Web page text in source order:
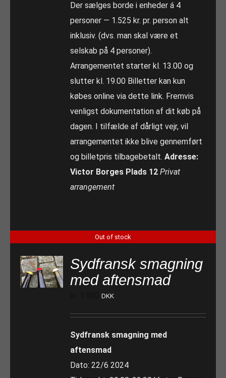
Der sælges borde i enheder á 4
personer — 1.525 kr. pr. person alt
inklusiv. (dvs. man skal være et
selskab på 4 personer).
Arrangementet starter kl. 13.00 og
slutter kl. 19.00 Billetter kan kun
købes online via dette link. Fremvis
venligst dokumentation af dit køb på
dagen. I tilfælde af dårligt vejr, vil
arrangementet ikke blive gennemført
og billetpris tilbagebetalt.Adresse:
Victor Borges Plads 12 Privat
arrangement
Out of stock
Sydfransk smagning
med aftensmad
DKK
Sydfransk smagning med
aftensmad
Dato: 22/6 2024